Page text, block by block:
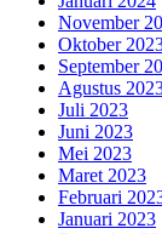
November
Oktober
September
Agustus
Juli 2023
Juni 2023
Mei 2023
Maret 2023
Februari
Januari 2023